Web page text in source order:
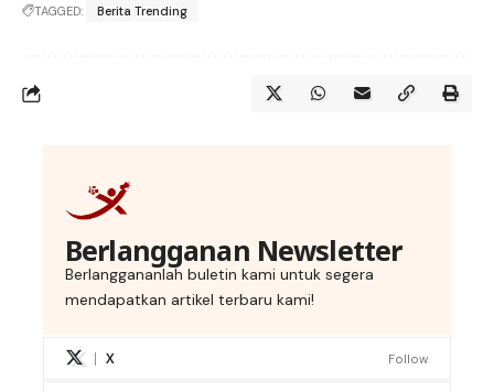
TAGGED: Berita Trending
Berlangganan Newsletter
Berlanggananlah buletin kami untuk segera
mendapatkan artikel terbaru kami!
X Follow